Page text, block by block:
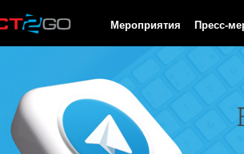
Мероприятия Пресс-